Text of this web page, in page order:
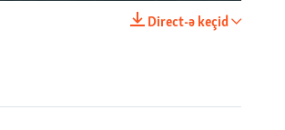
Direct-ə keçid